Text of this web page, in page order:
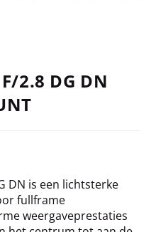
2.8 DG DN
DN is een lichtsterke
fullframe
weergaveprestaties